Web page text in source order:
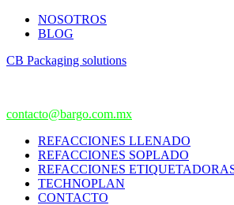
NOSOTROS
BLOG
CB Packaging solutions
contacto@bargo.com.mx
REFACCIONES LLENADO
REFACCIONES SOPLADO
REFACCIONES
TECHNOPLAN
CONTACTO